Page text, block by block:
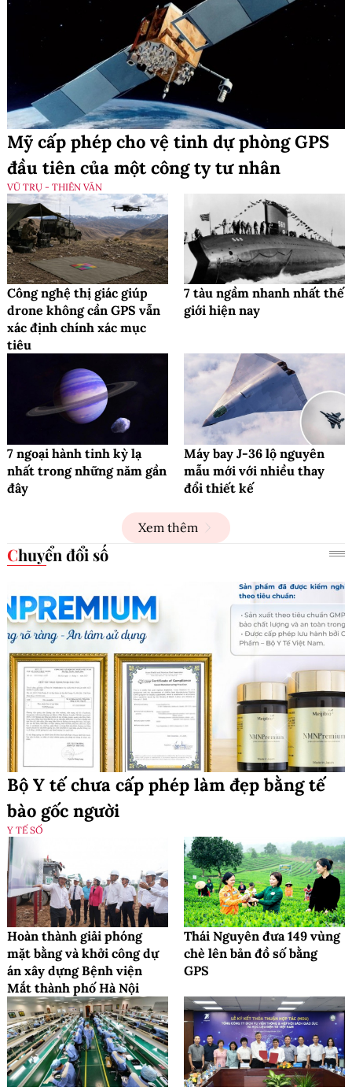
Mỹ cấp phép cho vệ tinh dự phòng GPS
đầu tiên của một công ty tư nhân
VŨ TRỤ - THIÊN VĂN
Công nghệ thị giác giúp
drone không cần GPS vẫn
xác định chính xác mục
tiêu
7 tàu ngầm nhanh nhất thế
giới hiện nay
7 ngoại hành tinh kỳ lạ
nhất trong những năm gần
đây
Máy bay J-36 lộ nguyên
mẫu mới với nhiều thay
đổi thiết kế
Xem thêm
Chuyển đổi số
Bộ Y tế chưa cấp phép làm đẹp bằng tế
bào gốc người
Y TẾ SỐ
Hoàn thành giải phóng
mặt bằng và khởi công dự
án xây dựng Bệnh viện
Mắt thành phố Hà Nội
Thái Nguyên đưa 149 vùng
chè lên bản đồ số bằng
GPS